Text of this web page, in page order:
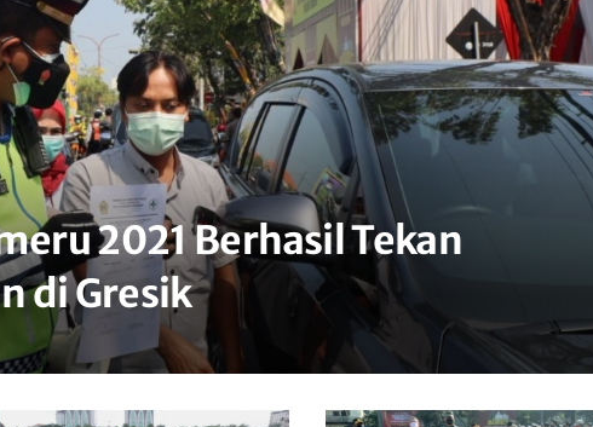
2021 Berhasil Tekan
di Gresik